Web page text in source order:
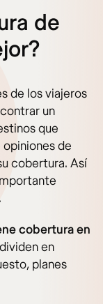
de
de los viajeros
un
que
de
cobertura. Así
cobertura en
en
planes